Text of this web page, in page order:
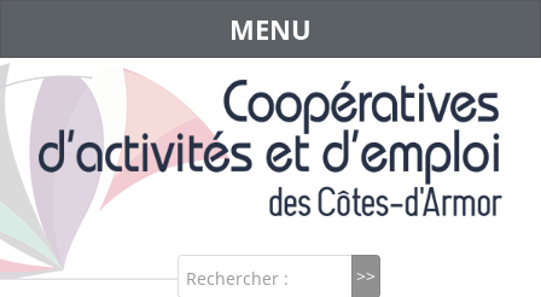
Rechercher :
MENU